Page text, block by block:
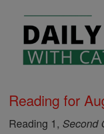
Reading for
Reading 1, Second